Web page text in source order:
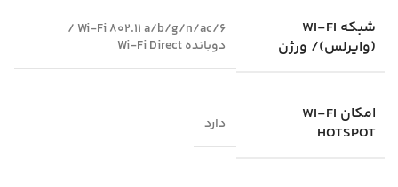
شبکه WI-FI
(وایرلس)/ ورژن
Wi-Fi 802.11 a/b/g/n/ac/6 /
دوبانده Wi-Fi Direct
امکان WI-FI
HOTSPOT
دارد